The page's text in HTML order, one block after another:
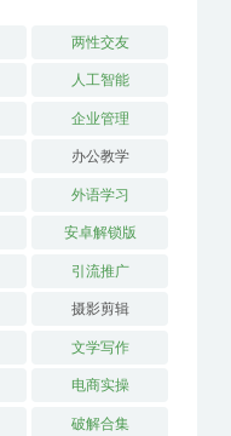
两性交友
人工智能
企业管理
办公教学
外语学习
安卓解锁版
引流推广
摄影剪辑
文学写作
电商实操
破解合集